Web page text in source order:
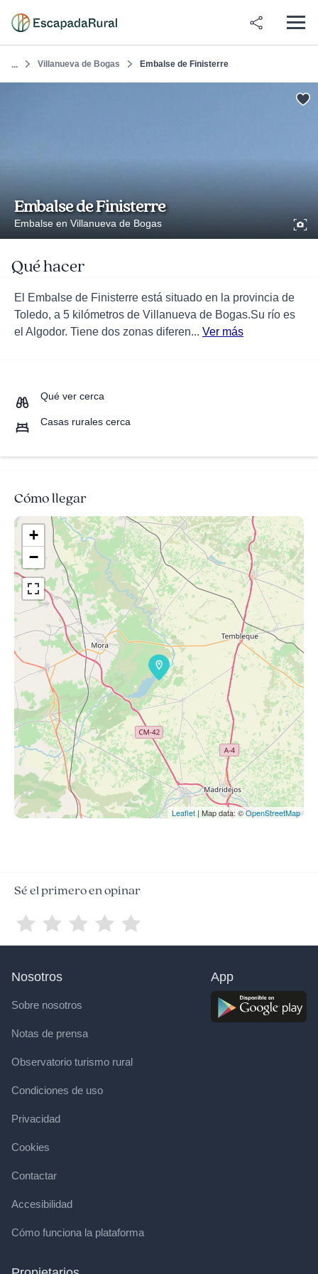
... Villanueva de Bogas Embalse de Finisterre
Embalse de Finisterre
Embalse en Villanueva de Bogas
Qué hacer
El Embalse de Finisterre está situado en la provincia de
Toledo, a 5 kilómetros de Villanueva de Bogas.Su río es
el Algodor. Tiene dos zonas diferen... Ver más
Qué ver cerca
Casas rurales cerca
Cómo llegar
+
−
Leaflet | Map data: ©OpenStreetMap
Sé el primero en opinar
Nosotros
Sobre nosotros
Notas de prensa
Observatorio turismo rural
Condiciones de uso
Privacidad
Cookies
Contactar
Accesibilidad
Cómo funciona la plataforma
App